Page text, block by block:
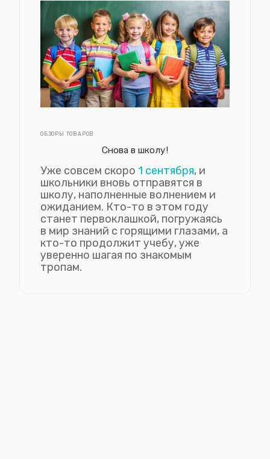
ОБЗОРЫ ТОВАРОВ
Снова в школу!
Уже совсем скоро 1 сентября, и
школьники вновь отправятся в
школу, наполненные волнением и
ожиданием. Кто-то в этом году
станет первоклашкой, погружаясь
в мир знаний с горящими глазами, а
кто-то продолжит учебу, уже
уверенно шагая по знакомым
тропам.